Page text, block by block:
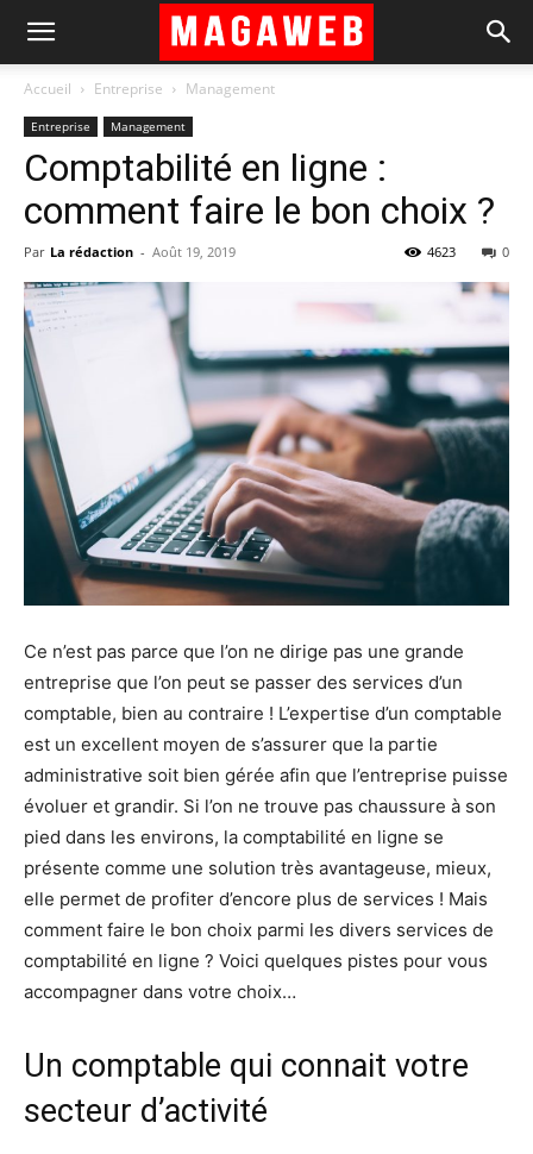
Accueil Entreprise Management
Entreprise Management
Comptabilité en ligne :
comment faire le bon choix ?
Par La rédaction - Août 19, 2019 0
4623
Ce n’est pas parce que l’on ne dirige pas une grande
entreprise que l’on peut se passer des services d’un
comptable, bien au contraire ! L’expertise d’un comptable
est un excellent moyen de s’assurer que la partie
administrative soit bien gérée afin que l’entreprise puisse
évoluer et grandir. Si l’on ne trouve pas chaussure à son
pied dans les environs, la comptabilité en ligne se
présente comme une solution très avantageuse, mieux,
elle permet de profiter d’encore plus de services ! Mais
comment faire le bon choix parmi les divers services de
comptabilité en ligne ? Voici quelques pistes pour vous
accompagner dans votre choix…
Un comptable qui connait votre
secteur d’activité